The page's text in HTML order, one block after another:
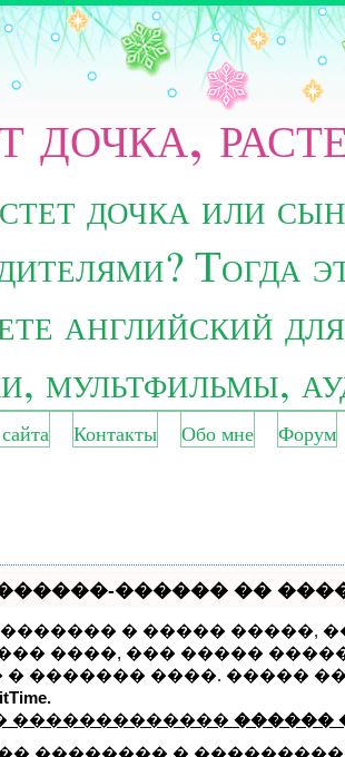
дочка,
дочка или
Тогда
английский
мультфильмы,
Контакты Обо мне Форум
������ ��
� ����� �����,
����, ��� �����
������� ����. �����
������������� ������
�������� �